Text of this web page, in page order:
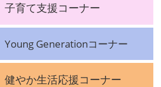
子育て支援コーナー
Young Generationコーナー
健やか生活応援コーナー